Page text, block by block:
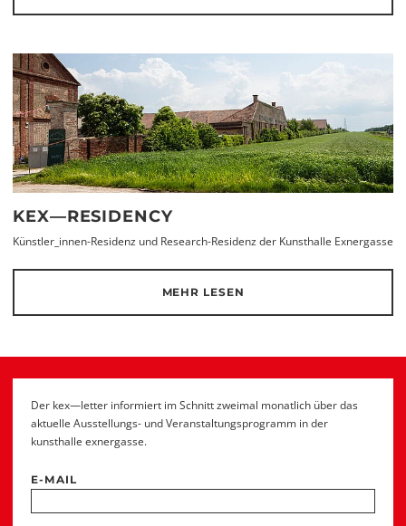
KEX—RESIDENCY
Künstler_innen-Residenz und Research-Residenz der Kunsthalle Exnergasse
MEHR LESEN
Der kex—letter informiert im Schnitt zweimal monatlich über das
aktuelle Ausstellungs- und Veranstaltungsprogramm in der
kunsthalle exnergasse.
E-MAIL